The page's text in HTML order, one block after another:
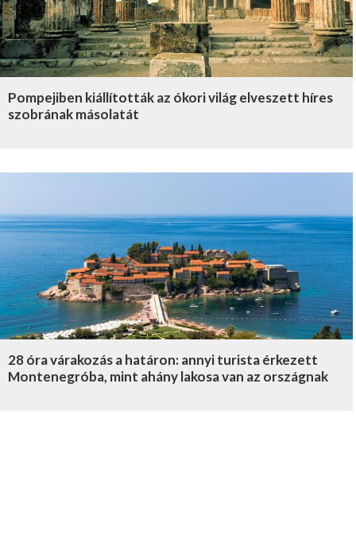
Pompejiben kiállították az ókori világ elveszett híres
szobrának másolatát
28 óra várakozás a határon: annyi turista érkezett
Montenegróba, mint ahány lakosa van az országnak